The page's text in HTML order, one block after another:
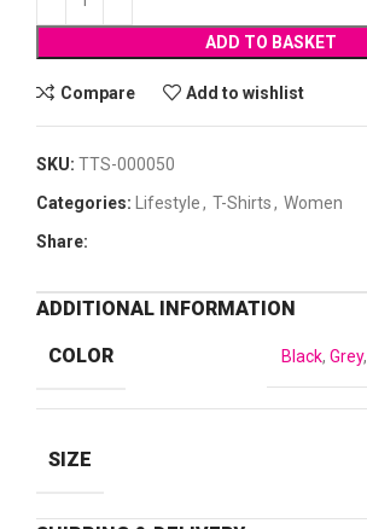
ADD TO BASKET
Compare Add to wishlist
SKU: TTS-000050
Categories:
Lifestyle, T-Shirts, Women
Share:
ADDITIONAL INFORMATION
COLOR Black, Grey,
SIZE